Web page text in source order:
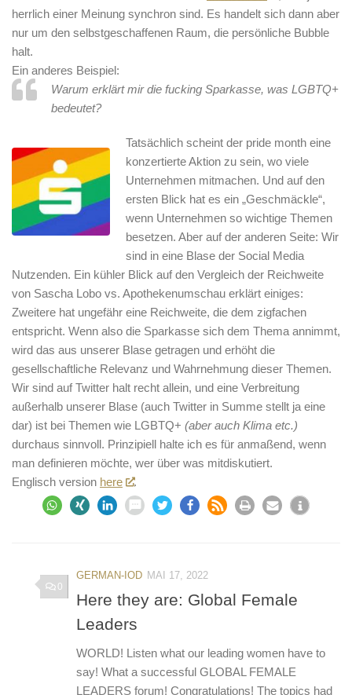
herrlich einer Meinung synchron sind. Es handelt sich dann aber
nur um den selbstgeschaffenen Raum, die persönliche Bubble
halt.
Ein anderes Beispiel:
Warum erklärt mir die fucking Sparkasse, was LGBTQ+
bedeutet?
Tatsächlich scheint der pride month eine
konzertierte Aktion zu sein, wo viele
Unternehmen mitmachen. Und auf den
ersten Blick hat es ein „Geschmäckle“,
wenn Unternehmen so wichtige Themen
besetzen. Aber auf der anderen Seite: Wir
sind in eine Blase der Social Media
Nutzenden. Ein kühler Blick auf den Vergleich der Reichweite
von Sascha Lobo vs. Apothekenumschau erklärt einiges:
Zweitere hat ungefähr eine Reichweite, die dem zigfachen
entspricht. Wenn also die Sparkasse sich dem Thema annimmt,
wird das aus unserer Blase getragen und erhöht die
gesellschaftliche Relevanz und Wahrnehmung dieser Themen.
Wir sind auf Twitter halt recht allein, und eine Verbreitung
außerhalb unserer Blase (auch Twitter in Summe stellt ja eine
dar) ist bei Themen wie LGBTQ+ (aber auch Klima etc.)
durchaus sinnvoll. Prinzipiell halte ich es für anmaßend, wenn
man definieren möchte, wer über was mitdiskutiert.
Englisch version here .
0
GERMAN-IOD MAI 17, 2022
Here they are: Global Female
Leaders
WORLD! Listen what our leading women have to
say! What a successful GLOBAL FEMALE
LEADERS forum! Congratulations! The topics had